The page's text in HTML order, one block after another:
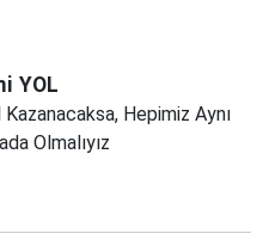
YOL
Kazanacaksa, Hepimiz Aynı
Olmalıyız